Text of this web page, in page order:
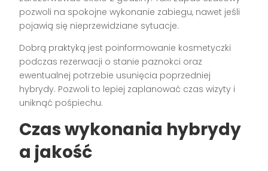
pozwoli na spokojne wykonanie zabiegu, nawet jeśli
pojawią się nieprzewidziane sytuacje.
Dobrą praktyką jest poinformowanie kosmetyczki
podczas rezerwacji o stanie paznokci oraz
ewentualnej potrzebie usunięcia poprzedniej
hybrydy. Pozwoli to lepiej zaplanować czas wizyty i
uniknąć pośpiechu.
Czas wykonania hybrydy
a jakość